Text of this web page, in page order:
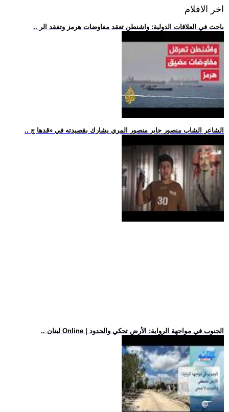
اخر الافلام
.. باحث في العلاقات الدولية: واشنطن تعقد مفاوضات هرمز وتفقد الر
.. الشاعر الشاب منصور جابر منصور المري يشارك بقصيدته في «قدها ج
.. لبنان Online | الجنوب في مواجهة الرواية: الأرض تحكي والحدود